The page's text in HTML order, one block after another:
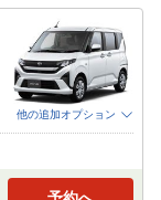
他の追加オプション